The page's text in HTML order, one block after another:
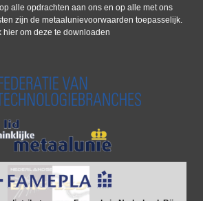
alle opdrachten aan ons en op alle met ons
zijn de metaalunievoorwaarden toepasselijk.
hier om deze te downloaden